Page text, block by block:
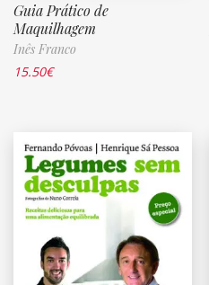
Guia Prático de
Maquilhagem
Inês Franco
15.50€